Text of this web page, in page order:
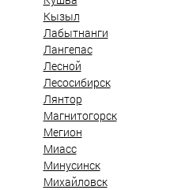
Кызыл
Лабытнанги
Лангепас
Лесной
Лесосибирск
Лянтор
Магнитогорск
Мегион
Миасс
Минусинск
Михайловск